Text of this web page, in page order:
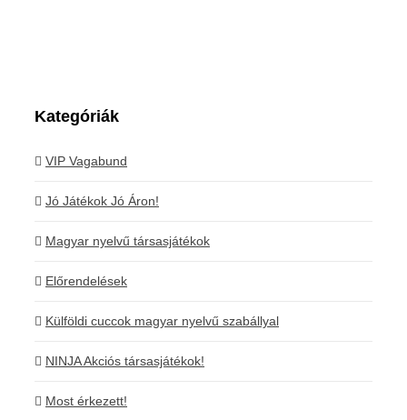
Kategóriák
VIP Vagabund
Jó Játékok Jó Áron!
Magyar nyelvű társasjátékok
Előrendelések
Külföldi cuccok magyar nyelvű szabállyal
NINJA Akciós társasjátékok!
Most érkezett!